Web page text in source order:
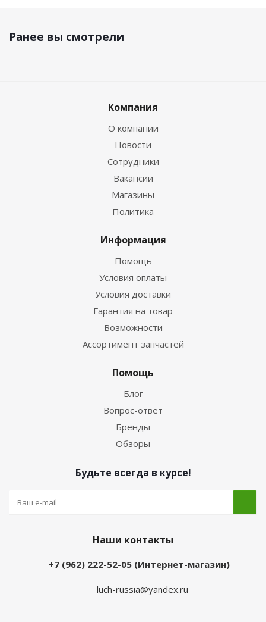
Ранее вы смотрели
Компания
О компании
Новости
Сотрудники
Вакансии
Магазины
Политика
Информация
Помощь
Условия оплаты
Условия доставки
Гарантия на товар
Возможности
Ассортимент запчастей
Помощь
Блог
Вопрос-ответ
Бренды
Обзоры
Будьте всегда в курсе!
Наши контакты
+7 (962) 222-52-05 (Интернет-магазин)
luch-russia@yandex.ru